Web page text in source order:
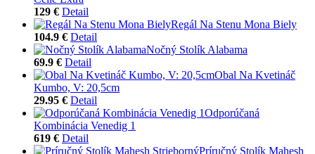
129 € Detail
Regál Na Stenu Mona Biely
104.9 € Detail
Nočný Stolík Alabama
69.9 € Detail
Obal Na Kvetináč
Kumbo, V: 20,5cm
29.95 € Detail
Odporúčaná
Kombinácia Venedig 1
619 € Detail
Príručný Stolík Mahesh